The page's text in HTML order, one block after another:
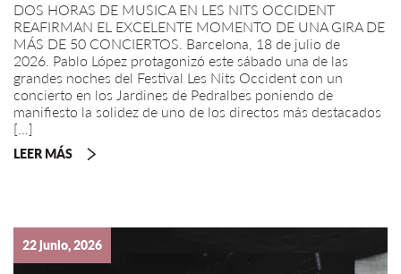
DOS HORAS DE MUSICA EN LES NITS OCCIDENT
REAFIRMAN EL EXCELENTE MOMENTO DE UNA GIRA DE
MÁS DE 50 CONCIERTOS. Barcelona, 18 de julio de
2026. Pablo López protagonizó este sábado una de las
grandes noches del Festival Les Nits Occident con un
concierto en los Jardines de Pedralbes poniendo de
manifiesto la solidez de uno de los directos más destacados
[…]
LEER MÁS
22 junio, 2026